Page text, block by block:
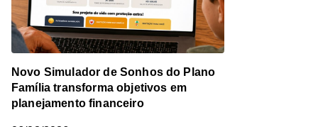
Novo Simulador de Sonhos do Plano
Família transforma objetivos em
planejamento financeiro